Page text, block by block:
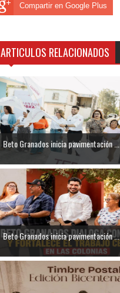
Compartir en Google Plus
ARTICULOS RELACIONADOS
Beto Granados inicia pavimentación ...
Beto Granados inicia pavimentación ...